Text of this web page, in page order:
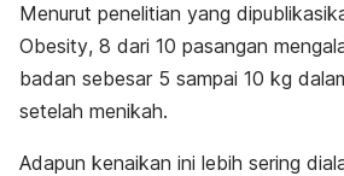
Menurut penelitian yang
Obesity, 8 dari 10 pasangan
badan sebesar 5 sampai 10 kg
setelah menikah.
Adapun kenaikan ini lebih sering